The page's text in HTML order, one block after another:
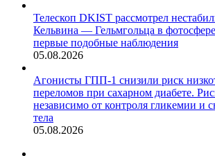
Телескоп DKIST рассмотрел
Кельвина — Гельмгольца в
первые подобные наблюдения
05.08.2026
Агонисты ГПП-1 снизили риск
переломов при сахарном диабете.
независимо от контроля гликемии и
тела
05.08.2026